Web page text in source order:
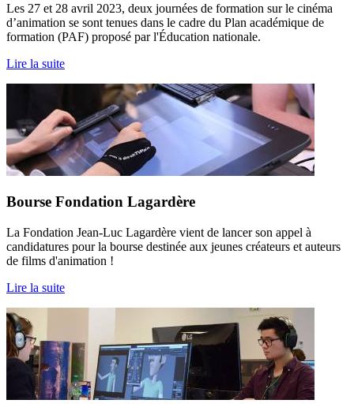
Les 27 et 28 avril 2023, deux journées de formation sur le cinéma
d’animation se sont tenues dans le cadre du Plan académique de
formation (PAF) proposé par l'Éducation nationale.
Lire la suite
Bourse Fondation Lagardère
La Fondation Jean-Luc Lagardère vient de lancer son appel à
candidatures pour la bourse destinée aux jeunes créateurs et auteurs
de films d'animation !
Lire la suite